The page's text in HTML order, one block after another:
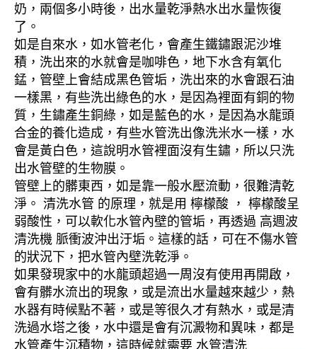
奶，兩個多小時後，出水量乾淨熱水出水量恢復
了。
如是自來水，如水管老化，會產生鐵鏽跟泥沙堆
積，洗出來的水就會是咖啡色，地下水含有氧化
錳，管壁上會結成黑色管垢，洗出來的水會跟石油
一樣黑，有些洗出綠色的水，是因為裡面有銅的物
質，生鏽產生銅綠，如是藍色的水，是因為水龍頭
合金的養化造成，有些水管洗出像洗米水一樣，水
會是黃白色，這說明水管裡面沒有生鏽，所以只洗
出水管壁的生物膜。
管壁上的髒東西，如是靠一般水壓流動，很難清乾
淨。 清洗水管 的原理，就是用 檸檬酸 ， 檸檬酸呈
弱酸性，可以軟化水管內壁的管垢，再透過 高週波
清洗機 脈衝波沖出汙垢。這樣的話，可在不傷水管
的狀況下，把水管內壁洗乾淨。
如果發現家中的水龍頭超過一周沒有使用再開啟，
會有髒水流出的現象，或是流出水量越來越少，熱
水器有時候點不著，或是等很久才有熱水，或是清
洗過水塔之後，水中還是會有沉澱物和異味，都是
水管產生沉積物，這時候就需要 水管清洗